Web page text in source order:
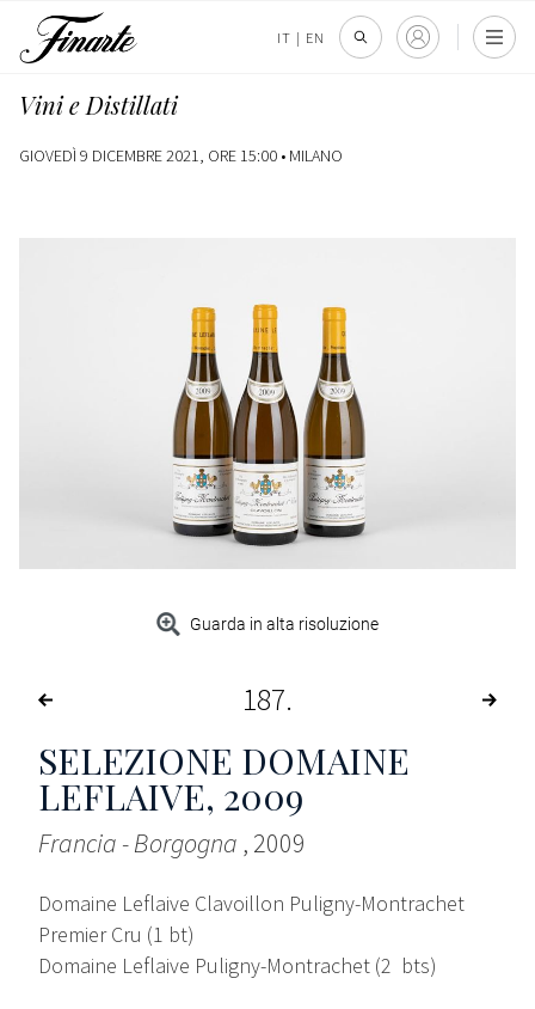
IT | EN
Vini e Distillati
GIOVEDÌ 9 DICEMBRE 2021, ORE 15:00 • MILANO
Guarda in alta risoluzione
187
SELEZIONE DOMAINE
LEFLAIVE, 2009
Francia - Borgogna , 2009
Domaine Leflaive Clavoillon Puligny-Montrachet
Premier Cru (1 bt)
Domaine Leflaive Puligny-Montrachet (2 bts)